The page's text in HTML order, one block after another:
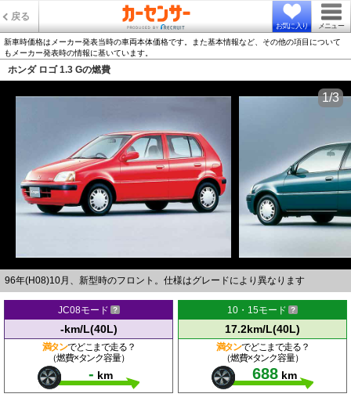
戻る
お気に入り メニュー
新車時価格はメーカー発表当時の車両本体価格です。また基本情報など、その他の項目について
もメーカー発表時の情報に基いています。
ホンダ ロゴ 1.3 Gの燃費
96年(H08)10月、新型時のフロント。仕様はグレードにより異なります
1/3
JC08モード
-km/L(40L)
満タンでどこまで走る？
（燃費×タンク容量）
- km
10・15モード
17.2km/L(40L)
満タンでどこまで走る？
（燃費×タンク容量）
688 km